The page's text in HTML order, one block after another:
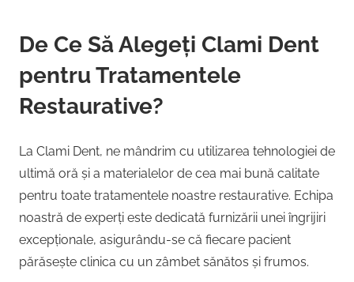
De Ce Să Alegeți Clami Dent
pentru Tratamentele
Restaurative?
La Clami Dent, ne mândrim cu utilizarea tehnologiei de
ultimă oră și a materialelor de cea mai bună calitate
pentru toate tratamentele noastre restaurative. Echipa
noastră de experți este dedicată furnizării unei îngrijiri
excepționale, asigurându-se că fiecare pacient
părăsește clinica cu un zâmbet sănătos și frumos.